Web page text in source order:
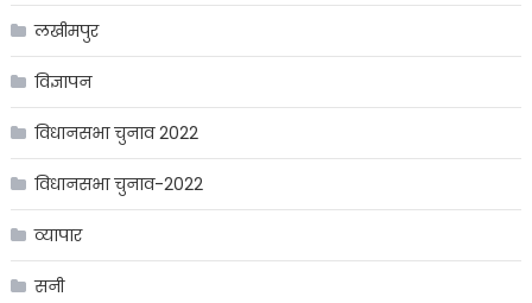
लखीमपुर
विज्ञापन
विधानसभा चुनाव 2022
विधानसभा चुनाव-2022
व्यापार
सनी